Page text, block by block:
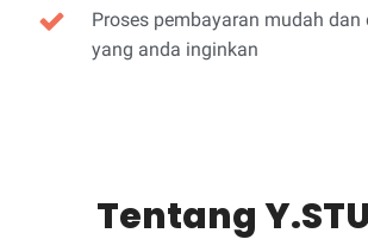
Proses pembayaran mudah dan
yang anda inginkan
Tentang